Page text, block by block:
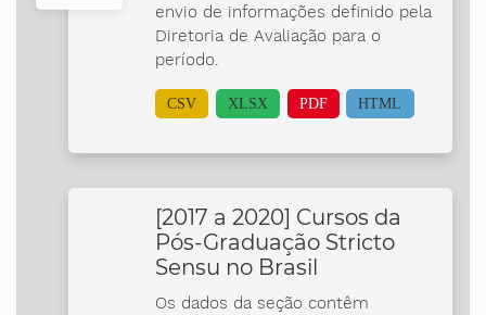
envio de informações definido pela
Diretoria de Avaliação para o
período.
CSV XLSX PDF HTML
[2017 a 2020] Cursos da
Pós-Graduação Stricto
Sensu no Brasil
Os dados da seção contêm